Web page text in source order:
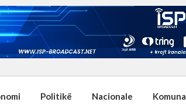
Politikë Nacionale Komuna